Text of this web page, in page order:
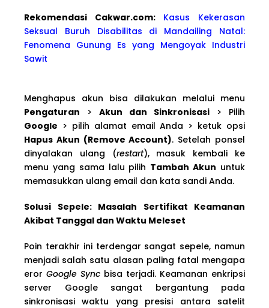
Rekomendasi Cakwar.com: Kasus Kekerasan
Seksual Buruh Disabilitas di Mandailing Natal:
Fenomena Gunung Es yang Mengoyak Industri
Sawit
Menghapus akun bisa dilakukan melalui menu
Pengaturan > Akun dan Sinkronisasi > Pilih
Google > pilih alamat email Anda > ketuk opsi
Hapus Akun (Remove Account). Setelah ponsel
dinyalakan ulang (restart), masuk kembali ke
menu yang sama lalu pilih Tambah Akun untuk
memasukkan ulang email dan kata sandi Anda.
Solusi Sepele: Masalah Sertifikat Keamanan
Akibat Tanggal dan Waktu Meleset
Poin terakhir ini terdengar sangat sepele, namun
menjadi salah satu alasan paling fatal mengapa
eror Google Sync bisa terjadi. Keamanan enkripsi
server Google sangat bergantung pada
sinkronisasi waktu yang presisi antara satelit